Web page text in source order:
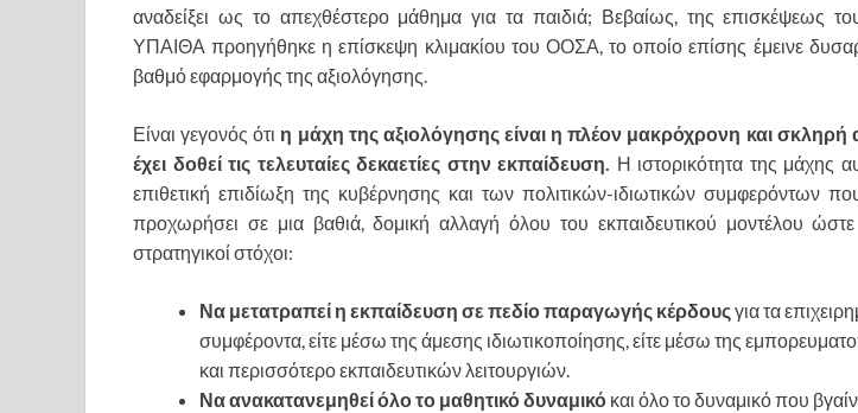
αναδείξει ως το απεχθέστερο μάθημα για τα παιδιά; Βεβαίως, της επισκέψεως
ΥΠΑΙΘΑ προηγήθηκε η επίσκεψη κλιμακίου του ΟΟΣΑ, το οποίο επίσης έμεινε
βαθμό εφαρμογής της αξιολόγησης.
Είναι γεγονός ότι η μάχη της αξιολόγησης είναι η πλέον μακρόχρονη και
έχει δοθεί τις τελευταίες δεκαετίες στην εκπαίδευση. Η ιστορικότητα της μάχης
επιθετική επιδίωξη της κυβέρνησης και των πολιτικών-ιδιωτικών συμφερόντων
προχωρήσει σε μια βαθιά, δομική αλλαγή όλου του εκπαιδευτικού μοντέλου
στρατηγικοί στόχοι:
Να μετατραπεί η εκπαίδευση σε πεδίο παραγωγής κέρδουςγια τα
συμφέροντα, είτε μέσω της άμεσης ιδιωτικοποίησης, είτε μέσω της
και περισσότερο εκπαιδευτικών λειτουργιών.
Να ανακατανεμηθεί όλο το μαθητικό δυναμικό και όλο το δυναμικό που